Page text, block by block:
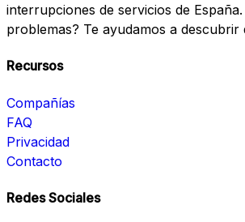
interrupciones de servicios de España.
problemas? Te ayudamos a descubrir
Recursos
Compañías
FAQ
Privacidad
Contacto
Redes Sociales